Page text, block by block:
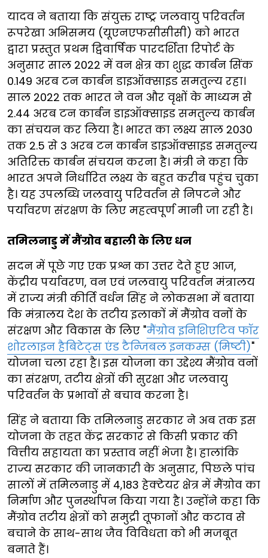
यादव ने बताया कि संयुक्त राष्ट्र जलवायु परिवर्तन
रूपरेखा अभिसमय (यूएनएफसीसीसी) को भारत
द्वारा प्रस्तुत प्रथम द्विवार्षिक पारदर्शिता रिपोर्ट के
अनुसार साल 2022 में वन क्षेत्र का शुद्ध कार्बन सिंक
0.149 अरब टन कार्बन डाइऑक्साइड समतुल्य रहा।
साल 2022 तक भारत ने वन और वृक्षों के माध्यम से
2.44 अरब टन कार्बन डाइऑक्साइड समतुल्य कार्बन
का संचयन कर लिया है। भारत का लक्ष्य साल 2030
तक 2.5 से 3 अरब टन कार्बन डाइऑक्साइड समतुल्य
अतिरिक्त कार्बन संचयन करना है। मंत्री ने कहा कि
भारत अपने निर्धारित लक्ष्य के बहुत करीब पहुंच चुका
है। यह उपलब्धि जलवायु परिवर्तन से निपटने और
पर्यावरण संरक्षण के लिए महत्वपूर्ण मानी जा रही है।
तमिलनाडु में मैंग्रोव बहाली के लिए धन
सदन में पूछे गए एक प्रश्न का उत्तर देते हुए आज,
केंद्रीय पर्यावरण, वन एवं जलवायु परिवर्तन मंत्रालय
में राज्य मंत्री कीर्ति वर्धन सिंह ने लोकसभा में बताया
कि मंत्रालय देश के तटीय इलाकों में मैंग्रोव वनों के
संरक्षण और विकास के लिए "मैंग्रोव इनिशिएटिव फॉर
शोरलाइन हैबिटेट्स एंड टैन्जिबल इनकम्स (मिष्टी)"
योजना चला रहा है। इस योजना का उद्देश्य मैंग्रोव वनों
का संरक्षण, तटीय क्षेत्रों की सुरक्षा और जलवायु
परिवर्तन के प्रभावों से बचाव करना है।
सिंह ने बताया कि तमिलनाडु सरकार ने अब तक इस
योजना के तहत केंद्र सरकार से किसी प्रकार की
वित्तीय सहायता का प्रस्ताव नहीं भेजा है। हालांकि
राज्य सरकार की जानकारी के अनुसार, पिछले पांच
सालों में तमिलनाडु में 4,183 हेक्टेयर क्षेत्र में मैंग्रोव का
निर्माण और पुनर्स्थापन किया गया है। उन्होंने कहा कि
मैंग्रोव तटीय क्षेत्रों को समुद्री तूफानों और कटाव से
बचाने के साथ-साथ जैव विविधता को भी मजबूत
बनाते हैं।